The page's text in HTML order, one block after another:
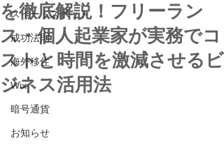
スイートスポット
成功法則
海外移住
Wix
暗号通貨
お知らせ
を徹底解説！フリーラン
ス・個人起業家が実務でコ
ストと時間を激減させるビ
ジネス活用法